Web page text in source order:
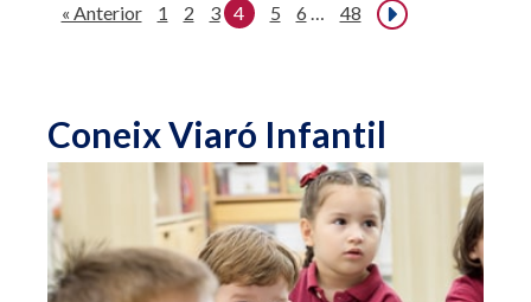
« Anterior 1 2 3 4 5 6 … 48
Siguiente
Coneix Viaró Infantil